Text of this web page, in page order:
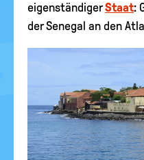
eigenständigerStaat:
der Senegal an den